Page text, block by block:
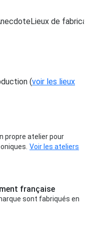
Lieux de
(voir les lieux
propre atelier pour
Voir les ateliers
française
sont fabriqués en